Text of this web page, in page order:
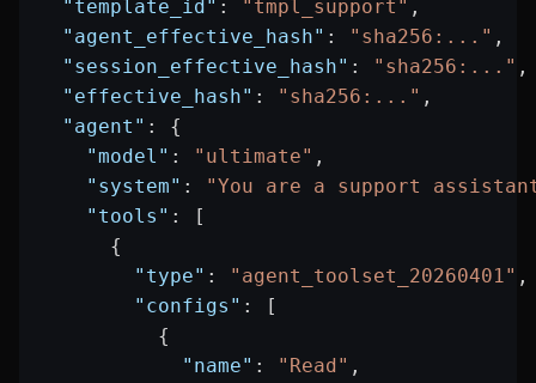
  "template_id"
: "tmpl_support" ,
  "agent_effective_hash"
: "sha256:..." ,
  "session_effective_hash"
: "sha256:..." ,
  "effective_hash"
: "sha256:..." ,
  "agent"
: {
    "model"
: "ultimate" ,
    "system"
:
"You are a support
    "tools"
: [
      {
        "type"
: "agent_toolset_20260401" ,
        "configs"
: [
          {
            "name"
: "Read" ,